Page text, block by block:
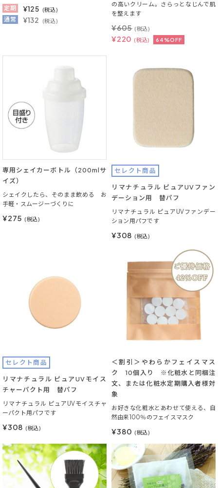
定期
¥125 (税込)
通常 ¥132 (税込)
の高いクリーム。さらっとなじんで肌
を整えます
¥220 (税込) 64%OFF
¥605 (税込)
専用シェイカーボトル（200mlサ
イズ）
シェイクしたら、そのまま飲める お
手軽・スムージーづくりに
¥275 (税込)
セレクト商品
リマナチュラル ピュアUVファン
デーション用 替パフ
リマナチュラル ピュアUVファンデー
ション用パフです
¥308 (税込)
セレクト商品
リマナチュラル ピュアUVモイス
チャーパクト用 替パフ
リマナチュラル ピュアUVモイスチャ
ーパクト用パフです
¥308 (税込)
＜割引＞やわらかフェイスマス
ク 10個入り ※化粧水と同梱注
文、または化粧水定期購入者様対
象
お好きな化粧水とあわせて使える、自
然由来100％のフェイスマスク
¥380 (税込)